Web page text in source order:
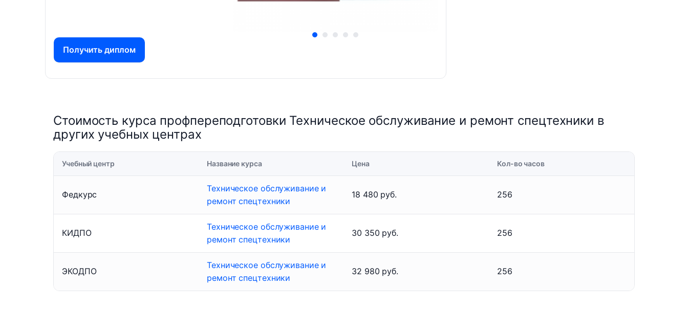
Получить диплом
Стоимость курса профпереподготовки Техническое обслуживание и ремонт спецтехники в
других учебных центрах
Учебный центр Название курса Цена Кол-во часов
Федкурс
Техническое обслуживание и
ремонт спецтехники
18 480 руб. 256
КИДПО
Техническое обслуживание и
ремонт спецтехники
30 350 руб. 256
ЭКОДПО
Техническое обслуживание и
ремонт спецтехники
32 980 руб. 256